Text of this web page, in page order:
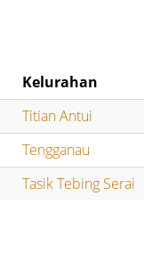
Kelurahan
Titian Antui
Tengganau
Tasik Tebing Serai